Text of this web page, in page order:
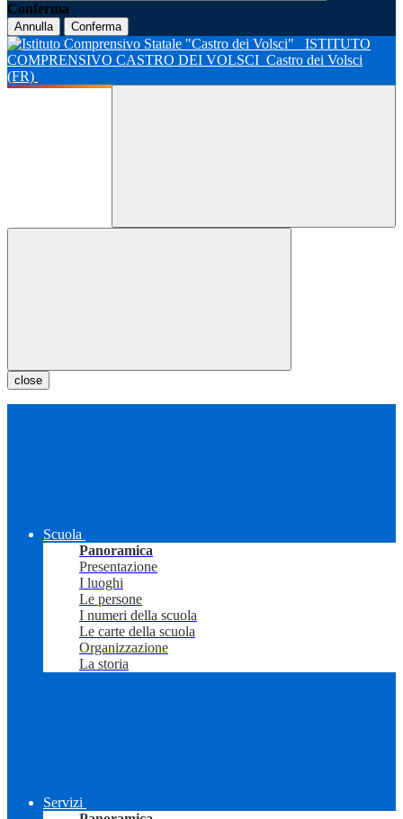
Conferma
Annulla Conferma
ISTITUTO
COMPRENSIVO CASTRO DEI VOLSCI Castro dei Volsci
(FR)
close
Scuola
Panoramica
Presentazione
I luoghi
Le persone
I numeri della scuola
Le carte della scuola
Organizzazione
La storia
Servizi